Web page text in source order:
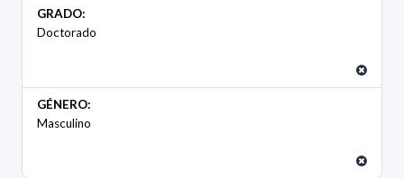
GRADO:
Doctorado
GÉNERO:
Masculino